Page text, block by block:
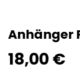
Anhänger
18,00 €